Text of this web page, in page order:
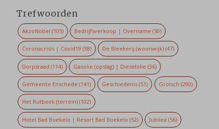
Trefwoorden
AkzoNobel (105) Bedrijfsverkoop | Overname (50)
Coronacrisis | Covid19 (38) De Bleekerij (woonwijk) (47)
Dorpsraad (114) Gasolie (opslag) | Dieselolie (36)
Gemeente Enschede (141) Geschiedenis (51) Grolsch (290)
Het Rutbeek (terrein)(102)
Hotel Bad Boekelo | Resort Bad Boekelo (52) Jubilea (56)